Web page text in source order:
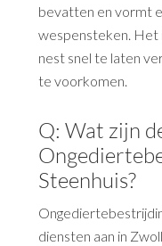
bevatten en vormt
wespensteken. Het
nest snel te laten
te voorkomen.
Q: Wat zijn
Steenhuis?
diensten aan in